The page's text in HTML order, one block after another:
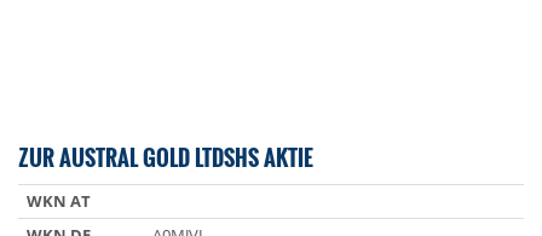
ZUR AUSTRAL GOLD LTDSHS AKTIE
WKN AT